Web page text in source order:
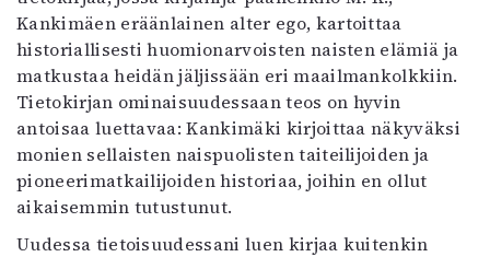
Lehtiarkisto
Info
Tilaus ja irtonumerot
Yhteistyössä
Toimitus
Mediatiedot
Kaltio ry
Kankimäen eräänlainen alter ego, kartoittaa
historiallisesti huomionarvoisten naisten elämiä ja
matkustaa heidän jäljissään eri maailmankolkkiin.
Tietokirjan ominaisuudessaan teos on hyvin
antoisaa luettavaa: Kankimäki kirjoittaa näkyväksi
monien sellaisten naispuolisten taiteilijoiden ja
pioneerimatkailijoiden historiaa, joihin en ollut
aikaisemmin tutustunut.
Uudessa tietoisuudessani luen kirjaa kuitenkin